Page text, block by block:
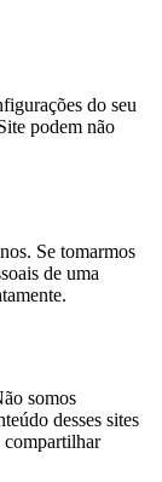
do seu
podem não
Se tomarmos
de uma
somos
desses sites
compartilhar